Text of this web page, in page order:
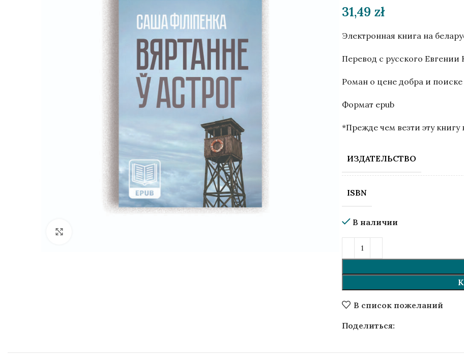
31,49 zł
Электронная книга на
Перевод с русского Евгении
Роман о цене добра и
Формат epub
*Прежде чем везти эту книгу
ИЗДАТЕЛЬСТВО
ISBN
В наличии
В список пожеланий
Поделиться: